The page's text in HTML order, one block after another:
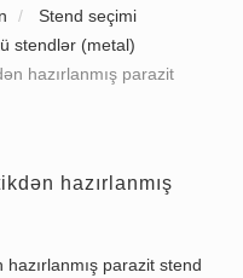
Stend seçimi
stendlər (metal)
hazırlanmış parazit
hazırlanmış